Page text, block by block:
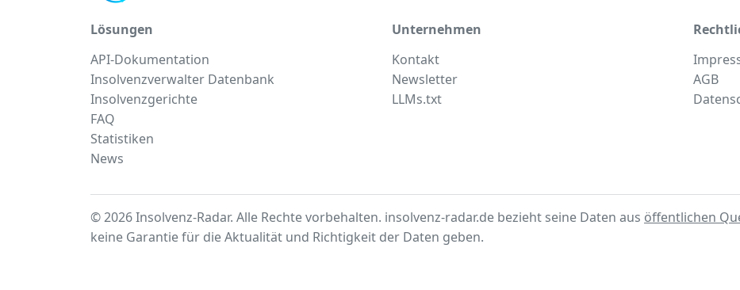
Lösungen
API-Dokumentation
Insolvenzverwalter Datenbank
Insolvenzgerichte
FAQ
Statistiken
News
Unternehmen
Kontakt
Newsletter
LLMs.txt
AGB
© 2026 Insolvenz-Radar. Alle Rechte vorbehalten. insolvenz-radar.de bezieht seine Daten aus öffentlichen
keine Garantie für die Aktualität und Richtigkeit der Daten geben.